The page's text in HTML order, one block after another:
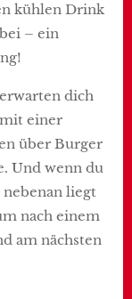
kühlen Drink
– ein
dich
mit einer
über Burger
Und wenn du
liegt
nach einem
am nächsten